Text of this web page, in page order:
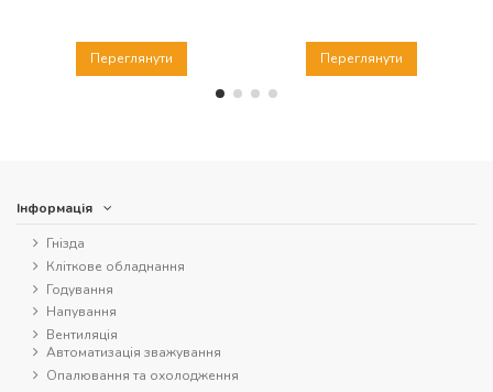
Переглянути Переглянути
Інформація
Гнізда
Кліткове обладнання
Годування
Напування
Вентиляція
Автоматизація зважування
Опалювання та охолодження